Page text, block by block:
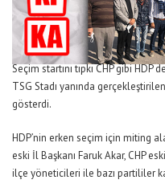
Seçim startını tıpkı CHP gibi
TSG Stadı yanında
gösterdi.
HDP’nin erken seçim için miting
eski İl Başkanı Faruk Akar, CHP
ilçe yöneticileri ile bazı partililer